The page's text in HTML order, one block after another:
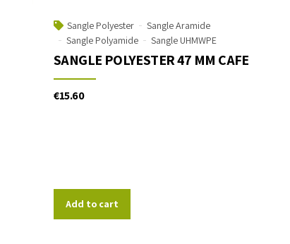
Sangle Polyester
Sangle Aramide
Sangle Polyamide
Sangle UHMWPE
SANGLE POLYESTER 47 MM CAFE
€15.60
Add to cart